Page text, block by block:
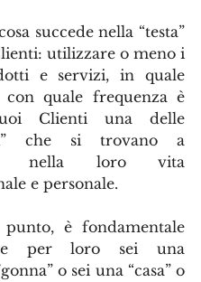
succede nella “testa”
utilizzare o meno i
e servizi, in quale
quale frequenza è
Clienti una delle
che si trovano a
nella loro vita
e personale.
punto, è fondamentale
per loro sei una
o sei una “casa” o